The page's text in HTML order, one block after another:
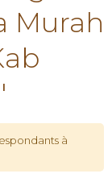
Murah
à